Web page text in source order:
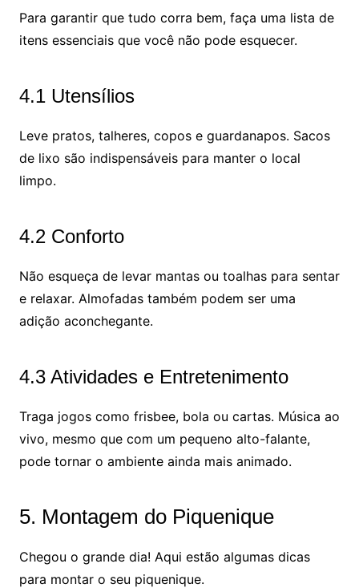
Para garantir que tudo corra bem, faça uma lista de
itens essenciais que você não pode esquecer.
4.1 Utensílios
Leve pratos, talheres, copos e guardanapos. Sacos
de lixo são indispensáveis para manter o local
limpo.
4.2 Conforto
Não esqueça de levar mantas ou toalhas para sentar
e relaxar. Almofadas também podem ser uma
adição aconchegante.
4.3 Atividades e Entretenimento
Traga jogos como frisbee, bola ou cartas. Música ao
vivo, mesmo que com um pequeno alto-falante,
pode tornar o ambiente ainda mais animado.
5. Montagem do Piquenique
Chegou o grande dia! Aqui estão algumas dicas
para montar o seu piquenique.